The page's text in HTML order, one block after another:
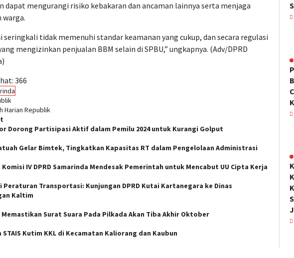
dapat mengurangi risiko kebakaran dan ancaman lainnya serta menjaga
warga.
seringkali tidak memenuhi standar keamanan yang cukup, dan secara regulasi
mengizinkan penjualan BBM selain di SPBU,” ungkapnya. (Adv/DPRD
366
Harian Republik
Dorong Partisipasi Aktif dalam Pemilu 2024 untuk Kurangi Golput
Gelar Bimtek, Tingkatkan Kapasitas RT dalam Pengelolaan Administrasi
IV DPRD Samarinda Mendesak Pemerintah untuk Mencabut UU Cipta Kerja
Peraturan Transportasi: Kunjungan DPRD Kutai Kartanegara ke Dinas
Kaltim
Memastikan Surat Suara Pada Pilkada Akan Tiba Akhir Oktober
STAIS Kutim KKL di Kecamatan Kaliorang dan Kaubun